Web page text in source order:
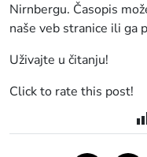
Nirnbergu. Časopis
naše veb stranice ili ga
Uživajte u čitanju!
Click to rate this post!